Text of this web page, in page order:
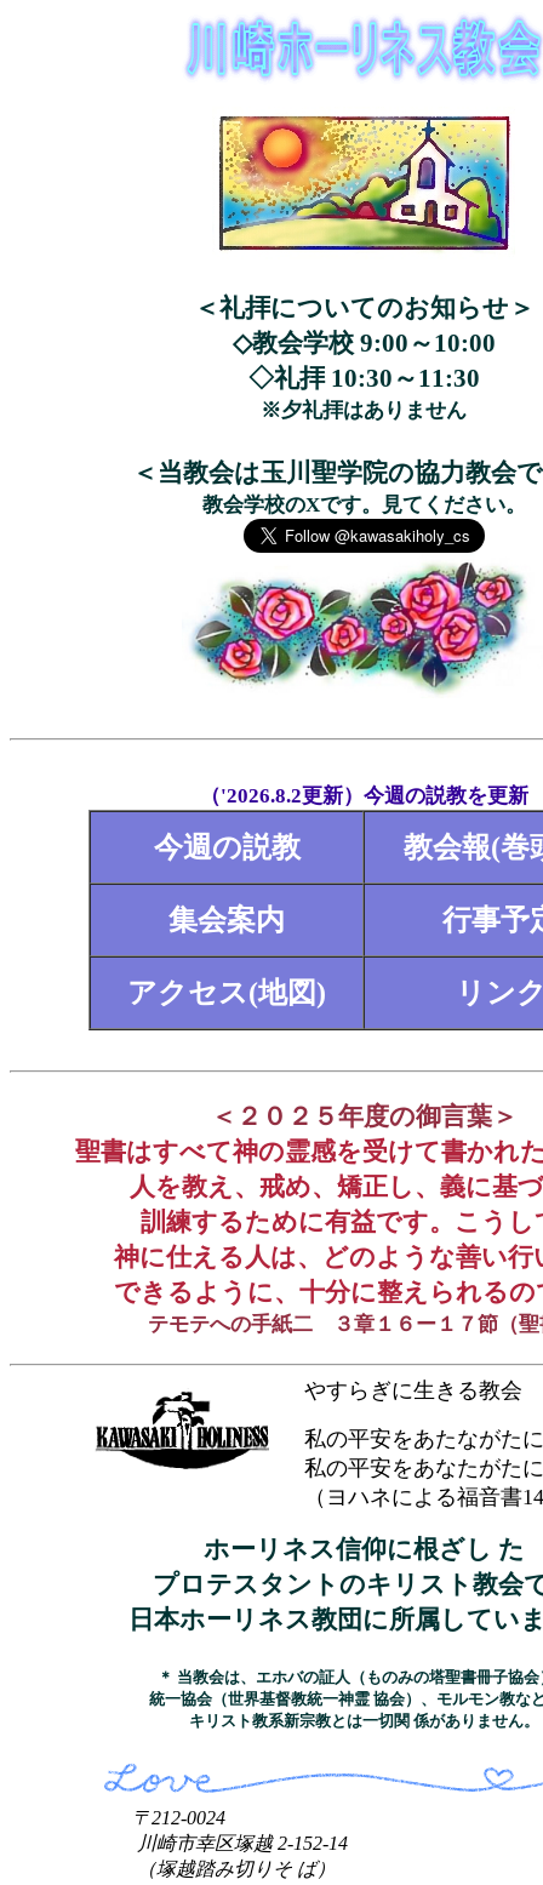
＜礼拝についてのお知らせ＞
◇教会学校 9:00～10:00
◇礼拝 10:30～11:30
※夕礼拝はありません
＜当教会は玉川聖学院の協力教会
教会学校のXです。見てください。
（'2026.8.2更新）今週の説教を更新
今週の説教 教会報(巻
集会案内 行事予
アクセス(地図) リン
＜２０２５年度の御言葉＞
聖書はすべて神の霊感を受けて書かれ
人を教え、戒め、矯正し、義に基
訓練するために有益です。こうし
神に仕える人は、どのような善い行
できるように、十分に整えられるの
テモテへの手紙二 ３章１６ー１７節（聖
やすらぎに生きる教会
私の平安をあたながた
私の平安をあなたがた
（ヨハネによる福音書
ホーリネス信仰に根ざし た
プロテスタントのキリスト教会
日本ホーリネス教団に所属してい
＊ 当教会は、エホバの証人（ものみの塔聖書冊子協会
統一協会（世界基督教統一神霊 協会）、モルモン教な
キリスト教系新宗教とは一切関 係がありません。
〒212-0024
川崎市幸区塚越 2-152-14
（塚越踏み切りそ ば）